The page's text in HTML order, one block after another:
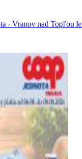
- Vranov nad Topľou